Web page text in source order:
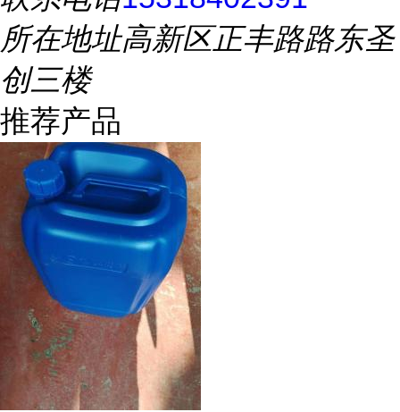
所在地址高新区正丰路路东圣
创三楼
推荐产品